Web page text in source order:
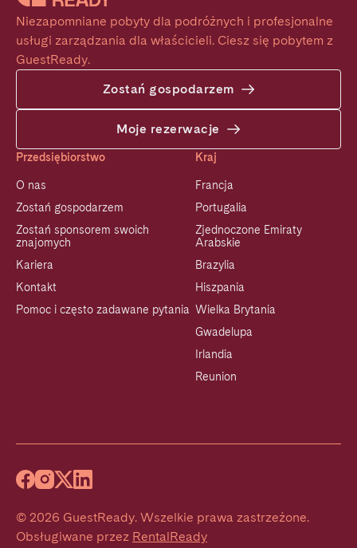
Niezapomniane pobyty dla podróżnych i profesjonalne
usługi zarządzania dla właścicieli. Ciesz się pobytem z
GuestReady.
Zostań gospodarzem
Moje rezerwacje
Przedsiębiorstwo
O nas
Zostań gospodarzem
Zostań sponsorem swoich
znajomych
Kariera
Kontakt
Pomoc i często zadawane pytania
Kraj
Francja
Portugalia
Zjednoczone Emiraty
Arabskie
Brazylia
Hiszpania
Wielka Brytania
Gwadelupa
Irlandia
Reunion
© 2026 GuestReady. Wszelkie prawa zastrzeżone.
Obsługiwane przez RentalReady